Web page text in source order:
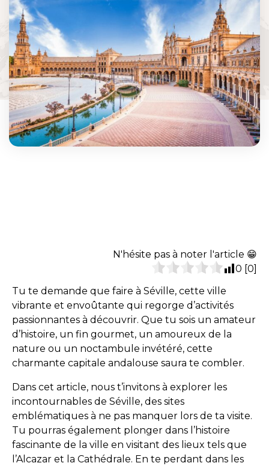
N'hésite pas à noter l'article 😁
0 [0]
Tu te demande que faire à Séville, cette ville
vibrante et envoûtante qui regorge d’activités
passionnantes à découvrir. Que tu sois un amateur
d’histoire, un fin gourmet, un amoureux de la
nature ou un noctambule invétéré, cette
charmante capitale andalouse saura te combler.
Dans cet article, nous t’invitons à explorer les
incontournables de Séville, des sites
emblématiques à ne pas manquer lors de ta visite.
Tu pourras également plonger dans l’histoire
fascinante de la ville en visitant des lieux tels que
l’Alcazar et la Cathédrale. En te perdant dans les